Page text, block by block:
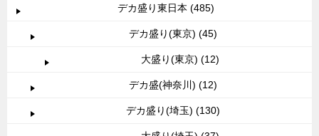
デカ盛り東日本 (485)
デカ盛り(東京) (45)
大盛り(東京) (12)
デカ盛(神奈川) (12)
デカ盛り(埼玉) (130)